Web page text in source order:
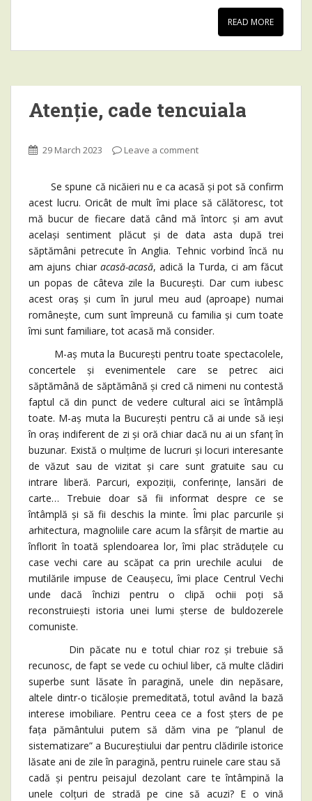
READ MORE
Atenție, cade tencuiala
29 March 2023 Leave a comment
Se spune că nicăieri nu e ca acasă și pot să confirm
acest lucru. Oricât de mult îmi place să călătoresc, tot
mă bucur de fiecare dată când mă întorc și am avut
același sentiment plăcut și de data asta după trei
săptămâni petrecute în Anglia. Tehnic vorbind încă nu
am ajuns chiar acasă-acasă, adică la Turda, ci am făcut
un popas de câteva zile la București. Dar cum iubesc
acest oraș și cum în jurul meu aud (aproape) numai
românește, cum sunt împreună cu familia și cum toate
îmi sunt familiare, tot acasă mă consider.
M-aș muta la București pentru toate spectacolele,
concertele și evenimentele care se petrec aici
săptămână de săptămână și cred că nimeni nu contestă
faptul că din punct de vedere cultural aici se întâmplă
toate. M-aș muta la București pentru că ai unde să ieși
în oraș indiferent de zi și oră chiar dacă nu ai un sfanț în
buzunar. Există o mulțime de lucruri și locuri interesante
de văzut sau de vizitat și care sunt gratuite sau cu
intrare liberă. Parcuri, expoziții, conferințe, lansări de
carte… Trebuie doar să fii informat despre ce se
întâmplă și să fii deschis la minte. Îmi plac parcurile și
arhitectura, magnoliile care acum la sfârșit de martie au
înflorit în toată splendoarea lor, îmi plac străduțele cu
case vechi care au scăpat ca prin urechile acului de
mutilările impuse de Ceaușecu, îmi place Centrul Vechi
unde dacă închizi pentru o clipă ochii poți să
reconstruiești istoria unei lumi șterse de buldozerele
comuniste.
Din păcate nu e totul chiar roz și trebuie să
recunosc, de fapt se vede cu ochiul liber, că multe clădiri
superbe sunt lăsate în paragină, unele din nepăsare,
altele dintr-o ticăloșie premeditată, totul având la bază
interese imobiliare. Pentru ceea ce a fost șters de pe
fața pământului putem să dăm vina pe ”planul de
sistematizare” a Bucureștiului dar pentru clădirile istorice
lăsate ani de zile în paragină, pentru ruinele care stau să
cadă și pentru peisajul dezolant care te întâmpină la
unele colțuri de stradă pe cine să acuzi? E o vină